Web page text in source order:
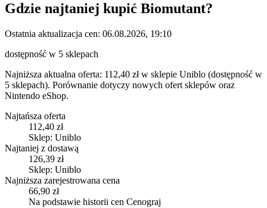
Gdzie najtaniej kupić Biomutant?
Ostatnia aktualizacja cen: 06.08.2026, 19:10
dostępność w 5 sklepach
Najniższa aktualna oferta: 112,40 zł w sklepie Uniblo (dostępność w
5 sklepach). Porównanie dotyczy nowych ofert sklepów oraz
Nintendo eShop.
Najtańsza oferta
112,40 zł
Sklep: Uniblo
Najtaniej z dostawą
126,39 zł
Sklep: Uniblo
Najniższa zarejestrowana cena
66,90 zł
Na podstawie historii cen Cenograj